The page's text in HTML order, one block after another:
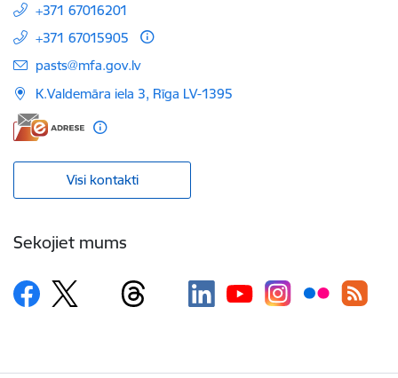
+371 67016201
+371 67015905
E-pasts:
pasts@mfa.gov.lv
K.Valdemāra iela 3, Rīga LV-1395
Visi kontakti
Sekojiet mums